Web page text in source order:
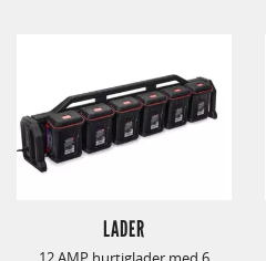
LADER